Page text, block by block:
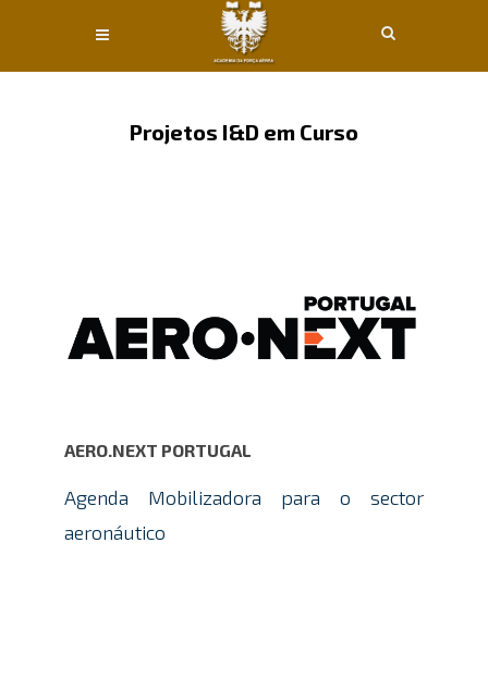
Projetos I&D em Curso
AERO.NEXT PORTUGAL
Agenda Mobilizadora para o sector
aeronáutico